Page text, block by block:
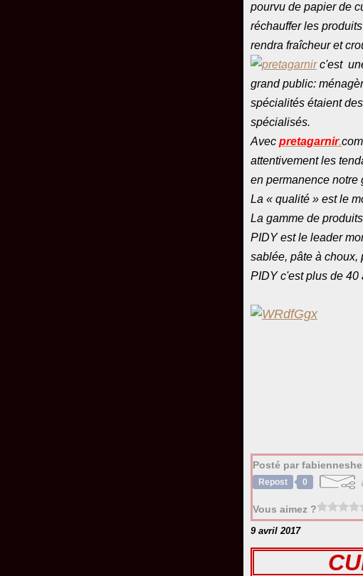
pourvu de papier de
réchauffer les
rendra fraîcheur et
c'est
grand public:
spécialités étaient
spécialisés.
Avec pretagarnir.
attentivement les
en permanence notre
La « qualité » est le
La gamme de
PIDY est le leader
sablée, pâte à choux,
PIDY c'est plus de
Posté par
Repost 0
Vous aimez ?
9 avril 2017